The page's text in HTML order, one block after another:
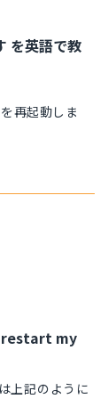
を英語で教
再起動しま
restart my
上記のように